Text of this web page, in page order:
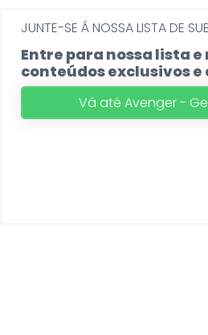
JUNTE-SE Á NOSSA LISTA DE
Entre para nossa lista e
conteúdos exclusivos
Vá até Avenger -